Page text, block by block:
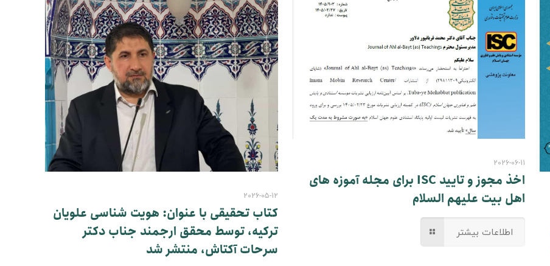
2026-06-11
اخذ مجوز و تایید ISC برای مجله آموزه های
اهل بیت علیهم السلام
اطلاعات بیشتر
2026-05-12
کتاب تحقیقی با عنوان: هویت شناسی علویان
ترکیه، توسط محقق ارجمند جناب دکتر
سرحات آکتاش، منتشر شد